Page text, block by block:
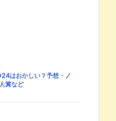
はおかしい？予想・ノ
賞など